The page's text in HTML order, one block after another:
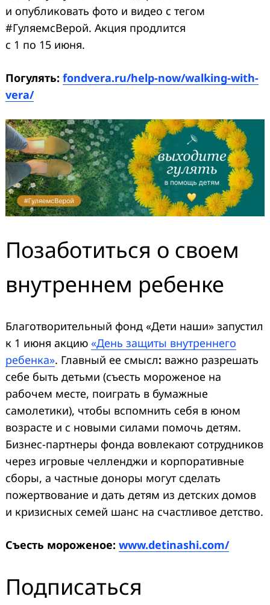
и опубликовать фото и видео с тегом
#ГуляемсВерой. Акция продлится
с 1 по 15 июня.
Погулять: fondvera.ru/help-now/walking-with-
vera/
Позаботиться о своем
внутреннем ребенке
Благотворительный фонд «Дети наши» запустил
к 1 июня акцию «День защиты внутреннего
ребенка». Главный ее смысл: важно разрешать
себе быть детьми (съесть мороженое на
рабочем месте, поиграть в бумажные
самолетики), чтобы вспомнить себя в юном
возрасте и с новыми силами помочь детям.
Бизнес-партнеры фонда вовлекают сотрудников
через игровые челленджи и корпоративные
сборы, а частные доноры могут сделать
пожертвование и дать детям из детских домов
и кризисных семей шанс на счастливое детство.
Съесть мороженое: www.detinashi.com/
Подписаться